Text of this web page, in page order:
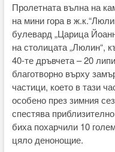
Пролетната вълна на
на мини гора в
булевард „Царица
на столицата „Люлин“,
40-те дръвчета – 20
благотворно върху
частици, което в тази
особено през зимния
спестява
биха похарчили 10
цяло денонощие.